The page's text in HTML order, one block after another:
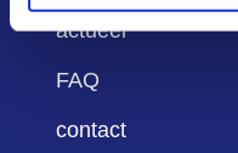
actueel
FAQ
contact